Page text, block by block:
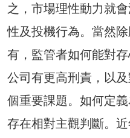
之，市場理性動力就
性及投機行為。當然
有，監管者如何能對
公司有更高刑責，以
個重要課題。如何定
存在相對主觀判斷。